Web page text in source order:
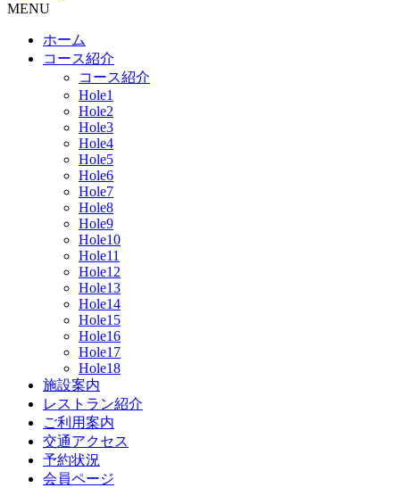
MENU
ホーム
コース紹介
コース紹介
Hole1
Hole2
Hole3
Hole4
Hole5
Hole6
Hole7
Hole8
Hole9
Hole10
Hole11
Hole12
Hole13
Hole14
Hole15
Hole16
Hole17
Hole18
施設案内
レストラン紹介
ご利用案内
交通アクセス
予約状況
会員ページ